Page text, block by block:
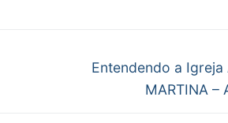
Próximo
Entendendo a Igreja
MARTINA –